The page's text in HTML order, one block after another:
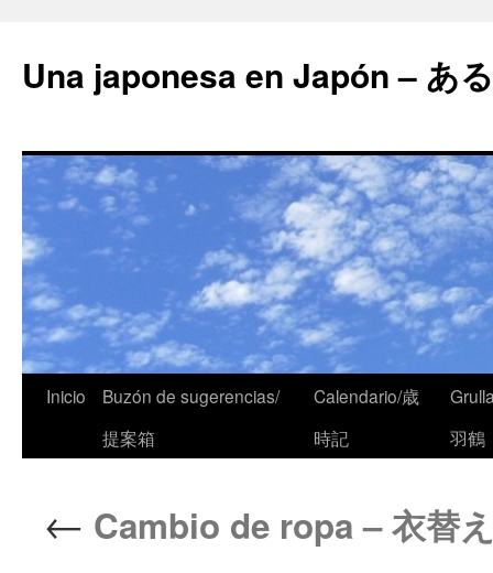
Una japonesa en Japón – あ
Inicio
Buzón de sugerencias/
提案箱
Calendario/歳
時記
羽鶴
← Cambio de ropa – 衣替